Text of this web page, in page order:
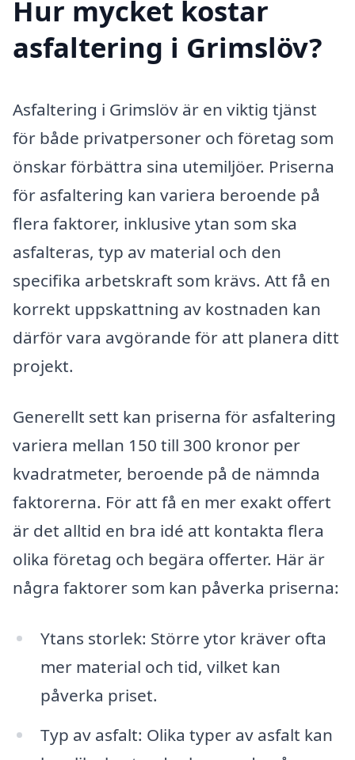
Hur mycket kostar
asfaltering i Grimslöv?
Asfaltering i Grimslöv är en viktig tjänst
för både privatpersoner och företag som
önskar förbättra sina utemiljöer. Priserna
för asfaltering kan variera beroende på
flera faktorer, inklusive ytan som ska
asfalteras, typ av material och den
specifika arbetskraft som krävs. Att få en
korrekt uppskattning av kostnaden kan
därför vara avgörande för att planera ditt
projekt.
Generellt sett kan priserna för asfaltering
variera mellan 150 till 300 kronor per
kvadratmeter, beroende på de nämnda
faktorerna. För att få en mer exakt offert
är det alltid en bra idé att kontakta flera
olika företag och begära offerter. Här är
några faktorer som kan påverka priserna:
Ytans storlek: Större ytor kräver ofta
mer material och tid, vilket kan
påverka priset.
Typ av asfalt: Olika typer av asfalt kan